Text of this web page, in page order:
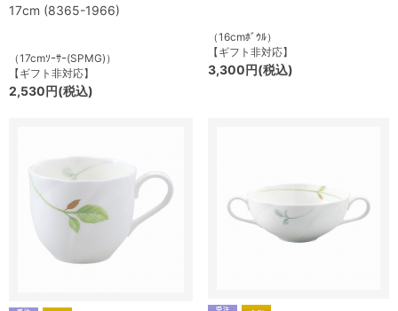
17cm (8365-1966)
（17cmｿｰｻｰ(SPMG)）
【ギフト非対応】
2,530円(税込)
（16cmﾎﾞｳﾙ）
【ギフト非対応】
3,300円(税込)